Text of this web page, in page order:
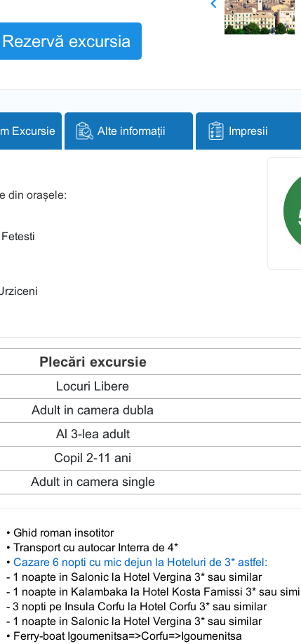
Rezervă excursia
Previous
Excursie Alte informații Impresii
din orașele:
Plecări excursie
Locuri Libere
Adult in camera dubla
Al 3-lea adult
Copil 2-11 ani
Adult in camera single
• Ghid roman insotitor
• Transport cu autocar Interra de 4*
• Cazare 6 nopti cu mic dejun la Hoteluri de 3* astfel:
- 1 noapte in Salonic la Hotel Vergina 3* sau similar
- 1 noapte in Kalambaka la Hotel Kosta Famissi 3* sau
- 3 nopti pe Insula Corfu la Hotel Corfu 3* sau similar
- 1 noapte in Salonic la Hotel Vergina 3* sau similar
• Ferry-boat Igoumenitsa=>Corfu=>Igoumenitsa